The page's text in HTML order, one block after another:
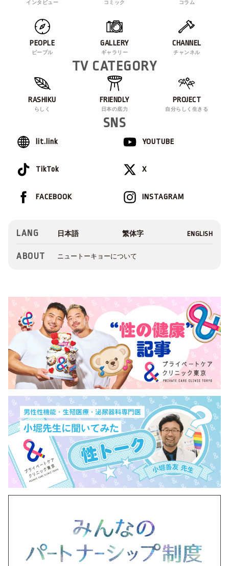
インタビュー コミック コラム
PEOPLE
ピープル
GALLERY
ギャラリー
CHANNEL
チャンネル
TV CATEGORY
RASHIKU
らしく
FRIENDLY
日本の底力
PROJECT
自分らしく生きる
SNS
lit.link YOUTUBE
TikTok X
INSTAGRAM
FACEBOOK
LANG
ABOUT ニュートーキョーについて